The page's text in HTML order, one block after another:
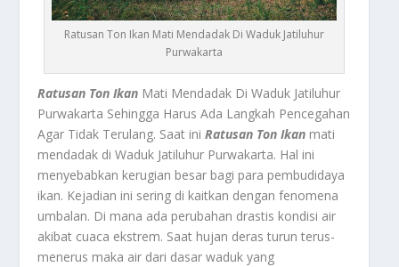
Ratusan Ton Ikan Mati Mendadak Di Waduk Jatiluhur
Purwakarta
Ratusan Ton Ikan Mati Mendadak Di Waduk Jatiluhur
Purwakarta Sehingga Harus Ada Langkah Pencegahan
Agar Tidak Terulang. Saat iniRatusan Ton Ikan mati
mendadak di Waduk Jatiluhur Purwakarta. Hal ini
menyebabkan kerugian besar bagi para pembudidaya
ikan. Kejadian ini sering di kaitkan dengan fenomena
umbalan. Di mana ada perubahan drastis kondisi air
akibat cuaca ekstrem. Saat hujan deras turun terus-
menerus maka air dari dasar waduk yang